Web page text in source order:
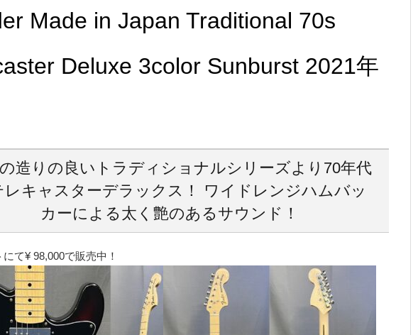
Made in Japan Traditional 70s
Deluxe 3color Sunburst 2021年
造りの良いトラディショナルシリーズより70年代
レキャスターデラックス！ ワイドレンジハムバッ
カーによる太く艶のあるサウンド！
て¥ 98,000で販売中！